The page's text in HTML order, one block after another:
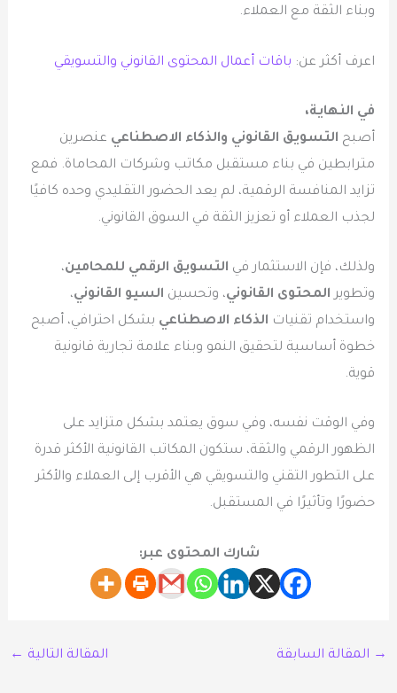
وبناء الثقة مع العملاء.
اعرف أكثر عن: باقات أعمال المحتوى القانوني والتسويقي
في النهاية،
أصبح التسويق القانوني والذكاء الاصطناعي عنصرين
مترابطين في بناء مستقبل مكاتب وشركات المحاماة. فمع
تزايد المنافسة الرقمية، لم يعد الحضور التقليدي وحده كافيًا
لجذب العملاء أو تعزيز الثقة في السوق القانوني.
ولذلك، فإن الاستثمار في التسويق الرقمي للمحامين،
وتطوير المحتوى القانوني، وتحسين السيو القانوني،
واستخدام تقنيات الذكاء الاصطناعي بشكل احترافي، أصبح
خطوة أساسية لتحقيق النمو وبناء علامة تجارية قانونية
قوية.
وفي الوقت نفسه، وفي سوق يعتمد بشكل متزايد على
الظهور الرقمي والثقة، ستكون المكاتب القانونية الأكثر قدرة
على التطور التقني والتسويقي هي الأقرب إلى العملاء والأكثر
حضورًا وتأثيرًا في المستقبل.
شارك المحتوى عبر:
→ المقالة السابقة المقالة التالية ←